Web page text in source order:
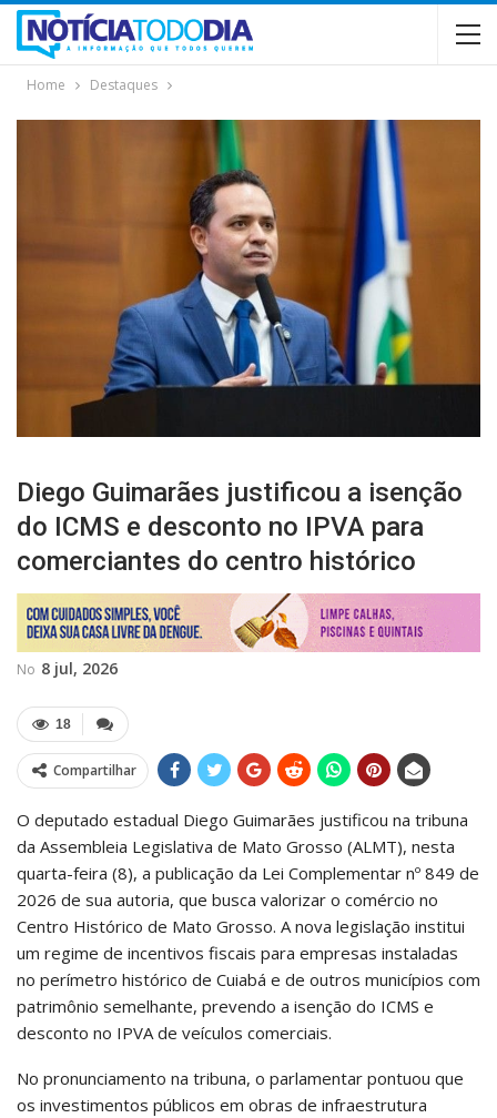
Home Destaques
Diego Guimarães justificou a isenção
do ICMS e desconto no IPVA para
comerciantes do centro histórico
No 8 jul, 2026
18
Compartilhar
O deputado estadual Diego Guimarães justificou na tribuna
da Assembleia Legislativa de Mato Grosso (ALMT), nesta
quarta-feira (8), a publicação da Lei Complementar nº 849 de
2026 de sua autoria, que busca valorizar o comércio no
Centro Histórico de Mato Grosso. A nova legislação institui
um regime de incentivos fiscais para empresas instaladas
no perímetro histórico de Cuiabá e de outros municípios com
patrimônio semelhante, prevendo a isenção do ICMS e
desconto no IPVA de veículos comerciais.
No pronunciamento na tribuna, o parlamentar pontuou que
os investimentos públicos em obras de infraestrutura